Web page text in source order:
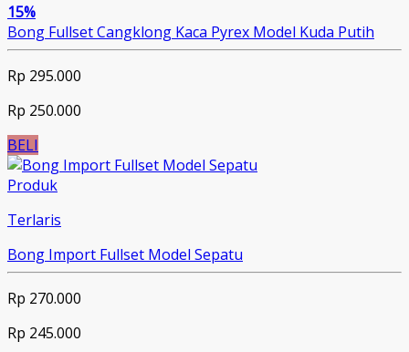
15%
Bong Fullset Cangklong Kaca Pyrex Model Kuda Putih
Rp 295.000
Rp 250.000
BELI
Produk
Terlaris
Bong Import Fullset Model Sepatu
Rp 270.000
Rp 245.000